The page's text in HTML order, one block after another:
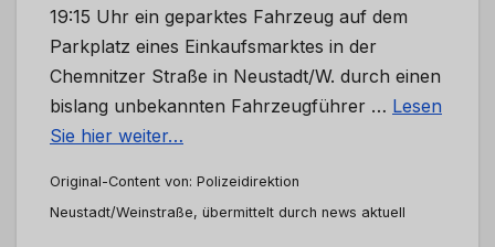
19:15 Uhr ein geparktes Fahrzeug auf dem
Parkplatz eines Einkaufsmarktes in der
Chemnitzer Straße in Neustadt/W. durch einen
bislang unbekannten Fahrzeugführer … Lesen
Sie hier weiter…
Original-Content von: Polizeidirektion
Neustadt/Weinstraße, übermittelt durch news aktuell